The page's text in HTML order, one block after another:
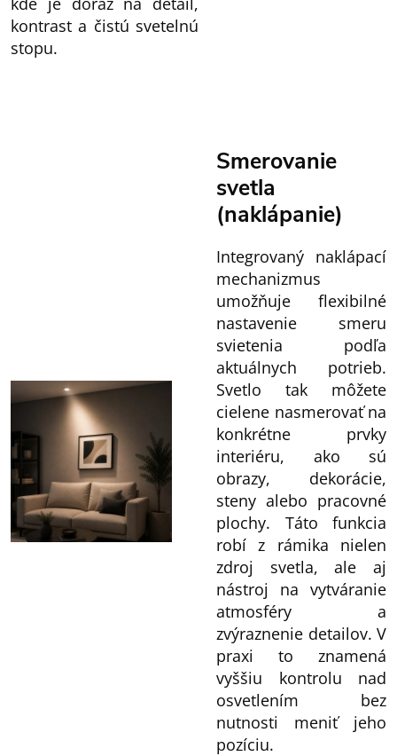
kontrast a čistú svetelnú
stopu.
Smerovanie
svetla
(naklápanie)
Integrovaný naklápací
mechanizmus
umožňuje flexibilné
nastavenie smeru
svietenia podľa
aktuálnych potrieb.
Svetlo tak môžete
cielene nasmerovať na
konkrétne prvky
interiéru, ako sú
obrazy, dekorácie,
steny alebo pracovné
plochy. Táto funkcia
robí z rámika nielen
zdroj svetla, ale aj
nástroj na vytváranie
atmosféry a
zvýraznenie detailov. V
praxi to znamená
vyššiu kontrolu nad
osvetlením bez
nutnosti meniť jeho
pozíciu.